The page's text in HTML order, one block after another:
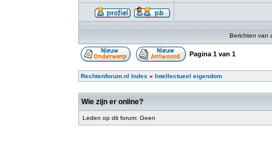
Berichten van
Pagina 1 van 1
Rechtenforum.nl Index » Intellectueel eigendom
Wie zijn er online?
Leden op dit forum: Geen